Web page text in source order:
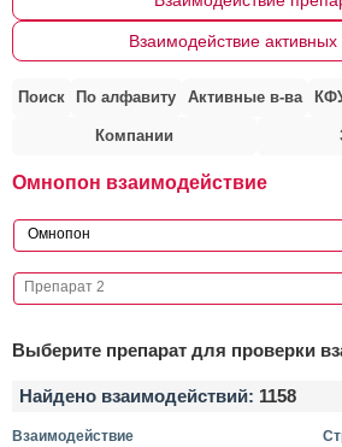
Взаимодействие
Поиск По алфавиту Активные в-ва
Компании
Омнопон взаимодействие
Выберите препарат для проверки
Найдено взаимодействий: 1158
Взаимодействие